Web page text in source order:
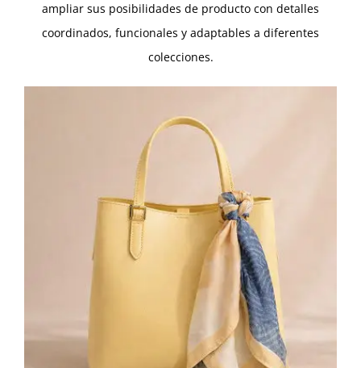
ampliar sus posibilidades de producto con detalles
coordinados, funcionales y adaptables a diferentes
colecciones.